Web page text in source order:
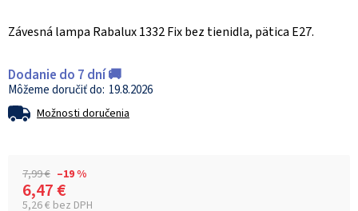
Závesná lampa Rabalux 1332 Fix bez tienidla, pätica E27.
Dodanie do 7 dní 🚚
19.8.2026
Možnosti doručenia
7,99 € –19 %
6,47 €
5,26 € bez DPH